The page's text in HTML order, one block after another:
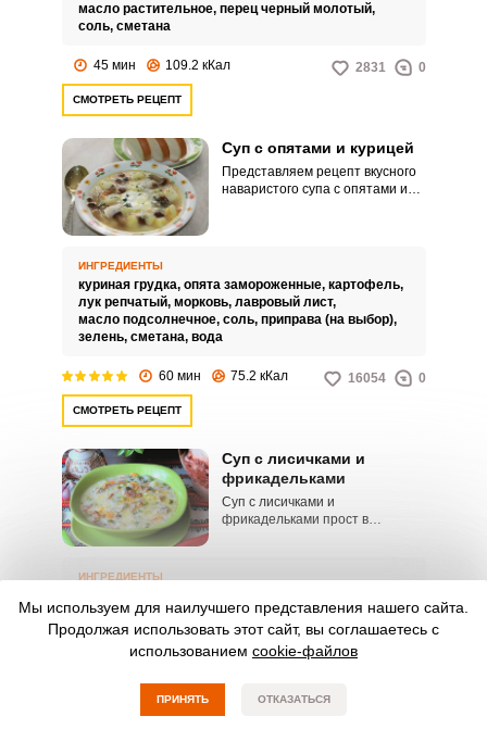
масло растительное, перец черный молотый,
соль, сметана
45 мин 109.2 кКал 2831 0
СМОТРЕТЬ РЕЦЕПТ
Суп с опятами и курицей
Представляем рецепт вкусного
наваристого супа с опятами и
ИНГРЕДИЕНТЫ
куриная грудка, опята замороженные, картофель,
лук репчатый, морковь, лавровый лист,
масло подсолнечное, соль, приправа (на выбор),
зелень, сметана, вода
60 мин 75.2 кКал 16054 0
СМОТРЕТЬ РЕЦЕПТ
Суп с лисичками и
фрикадельками
Суп с лисичками и
фрикадельками прост в
понадобится фарш, лисички,
зеленый горошек и плавленые
сырки. Горошек и морковь
подарят супу яркий внешний
сытные фрикадельки, лисички
ИНГРЕДИЕНТЫ
сыр плавленый,зелень,масло сливочное,
картофель,масло растительное,
перец черный молотый,соль,укроп,петрушка,
114.1 кКал
Мы используем для наилучшего представления нашего сайта.
Продолжая использовать этот сайт, вы соглашаетесь с
использованием cookie-файлов
ПРИНЯТЬ ОТКАЗАТЬСЯ